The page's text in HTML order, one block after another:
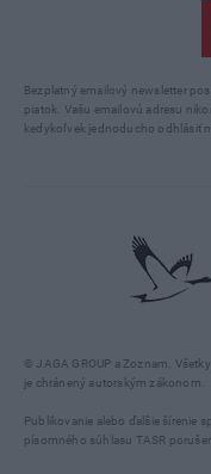
© JAGA GROUP a Zoznam.
je chránený autorským zákonom.
Publikovanie alebo ďalšie šírenie
písomného súhlasu TASR
Bezplatný emailový newsletter
piatok. Vašu emailovú adresu
kedykoľvek jednoducho odhlásiť